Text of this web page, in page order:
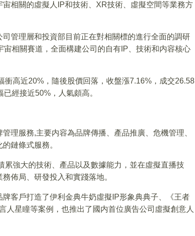
相關的虛擬人IP和技術、XR技術、虛擬空間等業務方
管理層和投資部目前正在對相關標的進行全面的調研
相關賽道，全面構建公司的自有IP、技術和内容核心
高近20%，隨後股價回落，收盤漲7.16%，成交26.58
經接近50%，人氣頗高。
理服務,主要内容為品牌傳播、產品推廣、危機管理、
鏈條式服務。
強大的技術、產品以及數據能力，並在虛擬直播技
佈局、研發投入和實踐落地。
客戶打造了伊利金典牛奶虛擬IP形象典典子、《王者
人星瞳等案例，也推出了國内首位廣告公司虛擬創意人